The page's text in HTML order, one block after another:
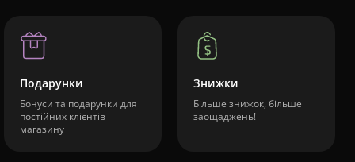
Подарунки
Бонуси та подарунки для
постійних клієнтів
магазину
Знижки
Більше знижок, більше
заощаджень!